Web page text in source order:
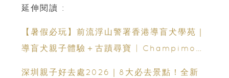
延伸閱讀 :
【暑假必玩】前流浮山警署香港導盲犬學苑｜
導盲犬親子體驗＋古蹟尋寶 | Champimom
深圳親子好去處2026｜8大必去景點！全新